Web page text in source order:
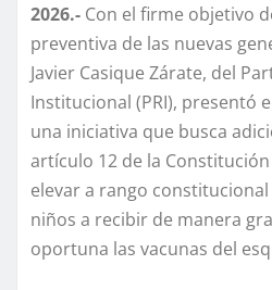
2026.- Con el firme objetivo
preventiva de las nuevas
Javier Casique Zárate, del
Institucional (PRI), presentó
una iniciativa que busca
artículo 12 de la
elevar a rango
niños a recibir de manera
oportuna las vacunas del